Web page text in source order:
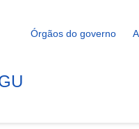
Órgãos do governo